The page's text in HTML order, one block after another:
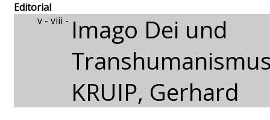
Editorial
v - viii - Imago Dei und
KRUIP, Gerhard